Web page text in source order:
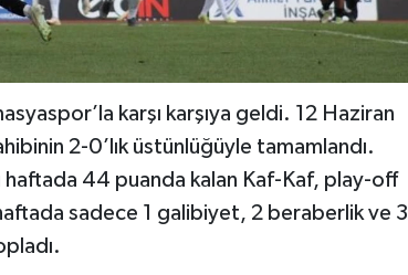
karşı karşıya geldi. 12 Haziran
2-0’lık üstünlüğüyle tamamlandı.
haftada 44 puanda kalan Kaf-Kaf, play-off
haftada sadece 1 galibiyet, 2 beraberlik ve 3